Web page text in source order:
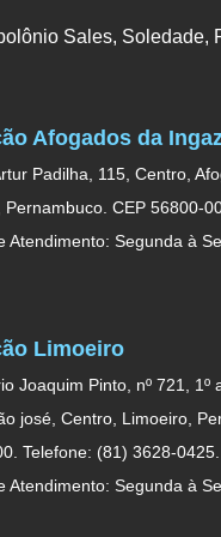
Sales,
Afogados da
Padilha, 115, Centro,
Pernambuco. CEP 56800-
Atendimento: Segunda à
Limoeiro
Joaquim Pinto, nº 721, 1º
josé, Centro, Limoeiro,
Telefone: (81) 3628-0425.
Atendimento: Segunda à